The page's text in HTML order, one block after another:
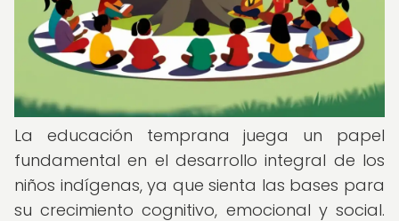
La educación temprana juega un papel
fundamental en el desarrollo integral de los
niños indígenas, ya que sienta las bases para
su crecimiento cognitivo, emocional y social.